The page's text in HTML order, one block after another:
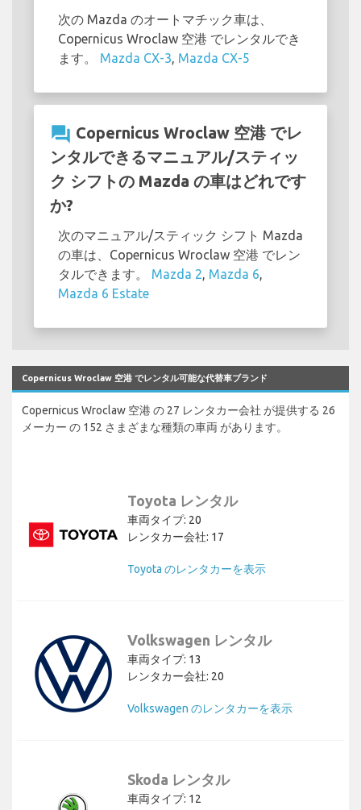
次の Mazda のオートマチック車は、
Copernicus Wroclaw 空港 でレンタルでき
ます。 Mazda CX-3, Mazda CX-5
question_answer Copernicus Wroclaw 空港 でレ
ンタルできるマニュアル/スティッ
ク シフトの Mazda の車はどれです
か?
次のマニュアル/スティック シフト Mazda
の車は、Copernicus Wroclaw 空港 でレン
タルできます。 Mazda 2, Mazda 6,
Mazda 6 Estate
Copernicus Wroclaw 空港 でレンタル可能な代替車ブランド
Copernicus Wroclaw 空港 の 27 レンタカー会社 が提供する 26
メーカー の 152 さまざまな種類の車両 があります。
Toyota レンタル
車両タイプ: 20
レンタカー会社: 17
Toyota のレンタカーを表示
Volkswagen レンタル
車両タイプ: 13
レンタカー会社: 20
Volkswagen のレンタカーを表示
Skoda レンタル
車両タイプ: 12